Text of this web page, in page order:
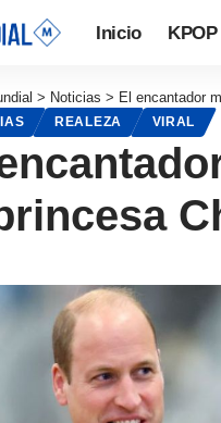
Inicio KPOP
> Noticias > El encantador
REALEZA VIRAL